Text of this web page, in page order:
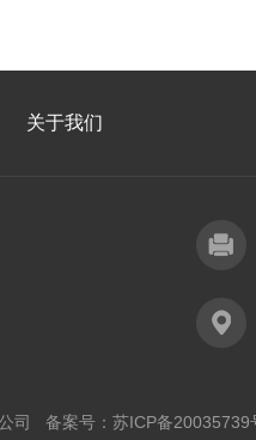
关于我们
司 备案号： 苏ICP备20035739